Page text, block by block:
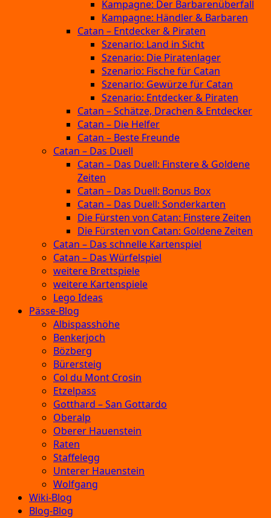
Kampagne: Der Barbarenüberfall
Kampagne: Händler & Barbaren
Catan – Entdecker & Piraten
Szenario: Land in Sicht
Szenario: Die Piratenlager
Szenario: Fische für Catan
Szenario: Gewürze für Catan
Szenario: Entdecker & Piraten
Catan – Schätze, Drachen & Entdecker
Catan – Die Helfer
Catan – Beste Freunde
Catan – Das Duell
Catan – Das Duell: Finstere & Goldene
Zeiten
Catan – Das Duell: Bonus Box
Catan – Das Duell: Sonderkarten
Die Fürsten von Catan: Finstere Zeiten
Die Fürsten von Catan: Goldene Zeiten
Catan – Das schnelle Kartenspiel
Catan – Das Würfelspiel
weitere Brettspiele
weitere Kartenspiele
Lego Ideas
Pässe-Blog
Albispasshöhe
Benkerjoch
Bözberg
Bürersteig
Col du Mont Crosin
Etzelpass
Gotthard – San Gottardo
Oberalp
Oberer Hauenstein
Raten
Staffelegg
Unterer Hauenstein
Wolfgang
Wiki-Blog
Blog-Blog